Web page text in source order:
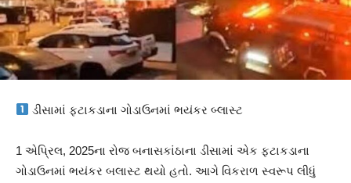
ડીસામાં ફટાકડાના ગોડાઉનમાં ભયંકર બ્લાસ્ટ
1 એપ્રિલ, 2025ના રોજ બનાસકાંઠાના ડીસામાં એક ફટાકડાના
ગોડાઉનમાં ભયંકર બલાસ્ટ થયો હતો. આગે વિકરાળ સ્વરૂપ લીધું